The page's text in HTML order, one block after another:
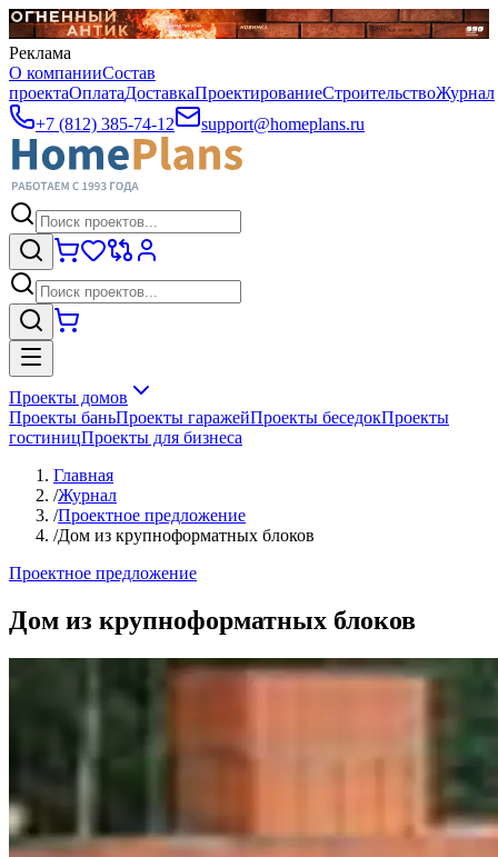
Реклама
О компанииСостав
проектаОплатаДоставкаПроектированиеСтроительствоЖурнал
+7 (812) 385-74-12
support@homeplans.ru
Проекты домов
Проекты баньПроекты гаражейПроекты беседокПроекты
гостиницПроекты для бизнеса
Главная
/Журнал
/Проектное предложение
/Дом из крупноформатных блоков
Проектное предложение
Дом из крупноформатных блоков